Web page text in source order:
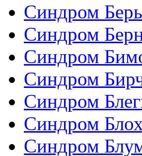
Синдром
Синдром
Синдром
Синдром
Синдром
Синдром
Синдром